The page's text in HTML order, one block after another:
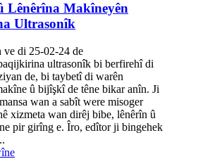
Lênêrîna Makîneyên
Ultrasonîk
ve di 25-02-24 de
ultrasonîk bi berfirehî di
de, bi taybetî di warên
û bijîşkî de têne bikar anîn. Ji
wan a sabît were misoger
xizmeta wan dirêj bibe, lênêrîn û
pir girîng e. Îro, edîtor ji bingehek